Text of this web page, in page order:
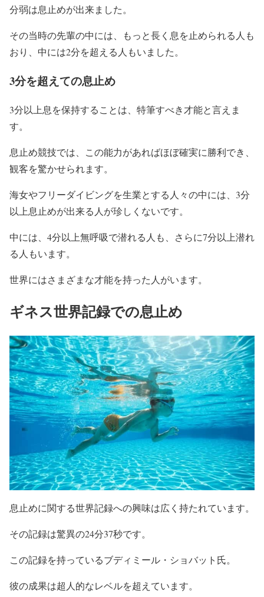
分弱は息止めが出来ました。
その当時の先輩の中には、もっと長く息を止められる人も
おり、中には2分を超える人もいました。
3分を超えての息止め
3分以上息を保持することは、特筆すべき才能と言えま
す。
息止め競技では、この能力があればほぼ確実に勝利でき、
観客を驚かせられます。
海女やフリーダイビングを生業とする人々の中には、3分
以上息止めが出来る人が珍しくないです。
中には、4分以上無呼吸で潜れる人も、さらに7分以上潜れ
る人もいます。
世界にはさまざまな才能を持った人がいます。
ギネス世界記録での息止め
息止めに関する世界記録への興味は広く持たれています。
その記録は驚異の24分37秒です。
この記録を持っているブディミール・ショバット氏。
彼の成果は超人的なレベルを超えています。